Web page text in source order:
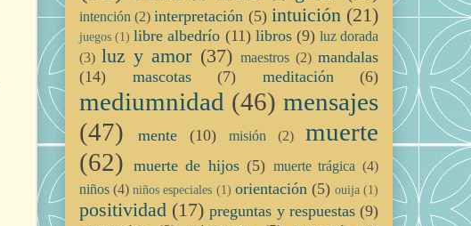
intención (2) interpretación (5) intuición (21)
juegos (1) libre albedrío (11) libros (9) luz dorada
(3) luz y amor (37) maestros (2) mandalas
(14)
mascotas (7) meditación (6)
mediumnidad (46) mensajes
(47)
mente (10) misión (2)
muerte
(62) muerte de hijos (5) muerte trágica (4)
niños (4) niños especiales (1) orientación (5) ouija (1)
positividad (17) preguntas y respuestas (9)